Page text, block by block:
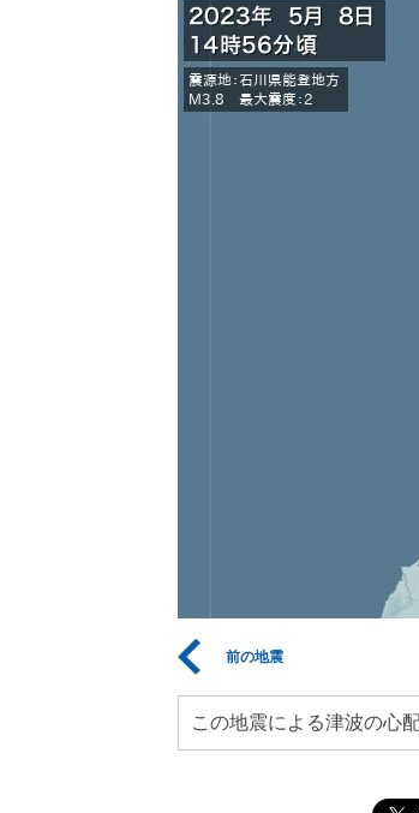
前の地震
この地震による津波の心